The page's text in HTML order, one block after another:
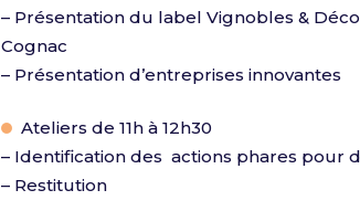
– Présentation du label Vignobles &
Cognac
– Présentation d’entreprises innovantes
Ateliers de 11h à 12h30
– Identification des actions phares pour
– Restitution